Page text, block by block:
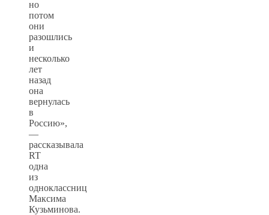
но
потом
они
разошлись
и
несколько
лет
назад
она
вернулась
в
Россию»,
—
рассказывала
RT
одна
из
одноклассниц
Максима
Кузьминова.